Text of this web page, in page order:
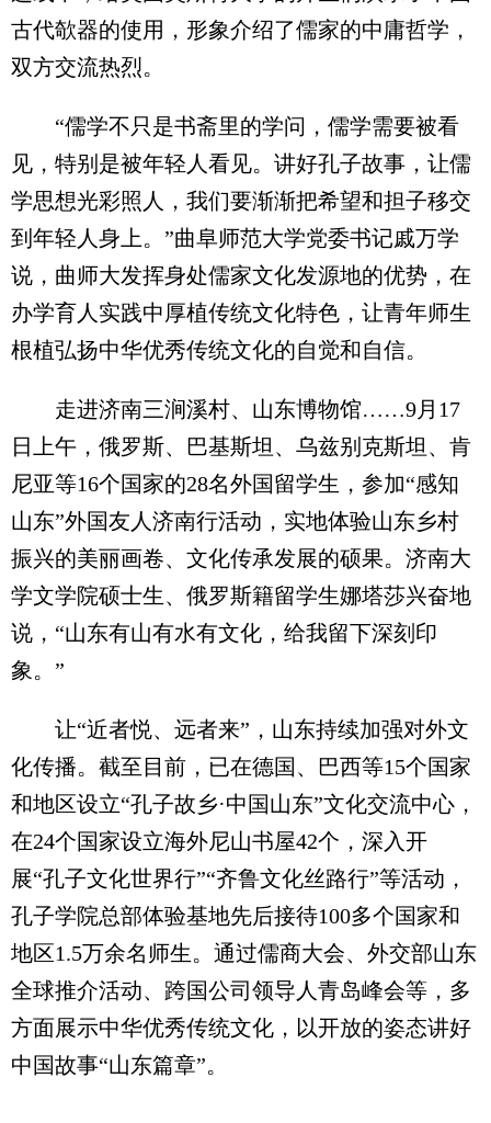
古代欹器的使用，形象介绍了儒家的中庸哲学，
双方交流热烈。
“儒学不只是书斋里的学问，儒学需要被看
见，特别是被年轻人看见。讲好孔子故事，让儒
学思想光彩照人，我们要渐渐把希望和担子移交
到年轻人身上。”曲阜师范大学党委书记戚万学
说，曲师大发挥身处儒家文化发源地的优势，在
办学育人实践中厚植传统文化特色，让青年师生
根植弘扬中华优秀传统文化的自觉和自信。
走进济南三涧溪村、山东博物馆……9月17
日上午，俄罗斯、巴基斯坦、乌兹别克斯坦、肯
尼亚等16个国家的28名外国留学生，参加“感知
山东”外国友人济南行活动，实地体验山东乡村
振兴的美丽画卷、文化传承发展的硕果。济南大
学文学院硕士生、俄罗斯籍留学生娜塔莎兴奋地
说，“山东有山有水有文化，给我留下深刻印
象。”
让“近者悦、远者来”，山东持续加强对外文
化传播。截至目前，已在德国、巴西等15个国家
和地区设立“孔子故乡·中国山东”文化交流中心，
在24个国家设立海外尼山书屋42个，深入开
展“孔子文化世界行”“齐鲁文化丝路行”等活动，
孔子学院总部体验基地先后接待100多个国家和
地区1.5万余名师生。通过儒商大会、外交部山东
全球推介活动、跨国公司领导人青岛峰会等，多
方面展示中华优秀传统文化，以开放的姿态讲好
中国故事“山东篇章”。